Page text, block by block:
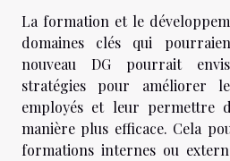
La formation et le
domaines clés qui
nouveau DG pourrait
stratégies pour améliorer
employés et leur permettre
manière plus efficace. Cela
formations internes ou